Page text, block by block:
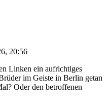
20:56
Linken ein aufrichtiges
im Geiste in Berlin getan
Oder den betroffenen